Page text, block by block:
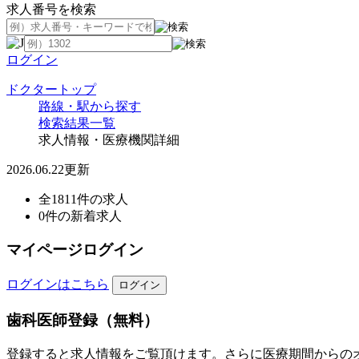
求人番号を検索
ログイン
ドクタートップ
路線・駅から探す
検索結果一覧
求人情報・医療機関詳細
2026.06.22更新
全1811件の求人
0件の新着求人
マイページログイン
ログインはこちら
歯科医師登録（無料）
登録すると求人情報をご覧頂けます。さらに医療期間からの